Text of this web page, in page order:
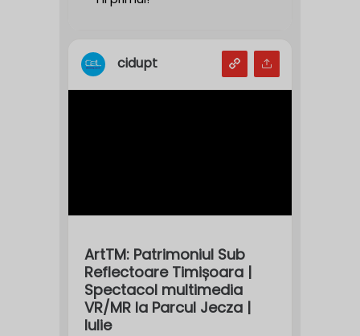
cidupt
ArtTM: Patrimoniul Sub
Reflectoare Timișoara |
Spectacol multimedia
VR/MR la Parcul Jecza |
Iulie